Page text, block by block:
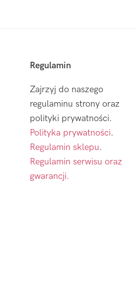
Regulamin
Zajrzyj do naszego
regulaminu strony oraz
polityki prywatności.
Polityka prywatności.
Regulamin sklepu.
Regulamin serwisu oraz
gwarancji.